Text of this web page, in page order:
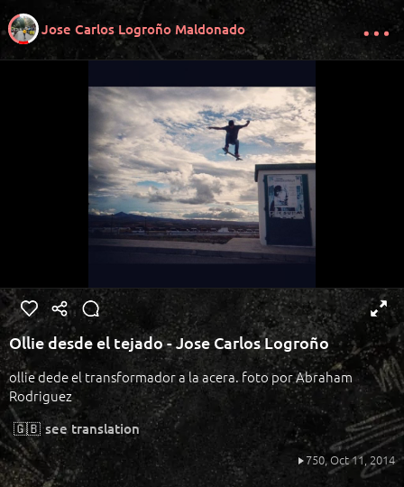
Jose Carlos Logroño Maldonado
Ollie desde el tejado - Jose Carlos Logroño
ollie dede el transformador a la acera. foto por Abraham
Rodriguez
🇬🇧 see translation
750,Oct 11, 2014